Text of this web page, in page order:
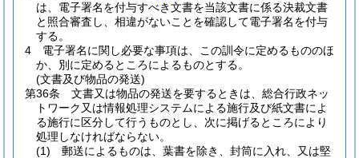
は、電子署名を付与すべき文書を当該文書に係る決裁文書
と照合審査し、相違がないことを確認して電子署名を付与
する。
4
電子署名に関し必要な事項は、この訓令に定めるもののほ
か、別に定めるところによるものとする。
(文書及び物品の発送)
第36条
文書又は物品の発送を要するときは、総合行政ネッ
トワーク又は情報処理システムによる施行及び紙文書によ
る施行に区分して行うものとし、次に掲げるところにより
処理しなければならない。
(1)
郵送によるものは、葉書を除き、封筒に入れ、又は堅